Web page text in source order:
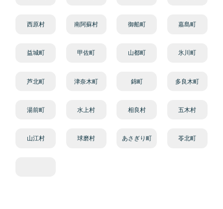
西原村 南阿蘇村 御船町 嘉島町
益城町 甲佐町 山都町 氷川町
芦北町 津奈木町 錦町 多良木町
湯前町 水上村 相良村 五木村
山江村 球磨村 あさぎり町 苓北町